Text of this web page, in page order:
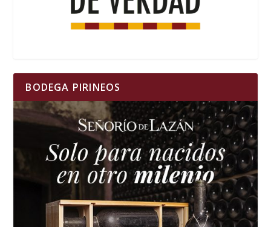
BODEGA PIRINEOS